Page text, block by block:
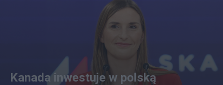
Kanada inwestuje w polską